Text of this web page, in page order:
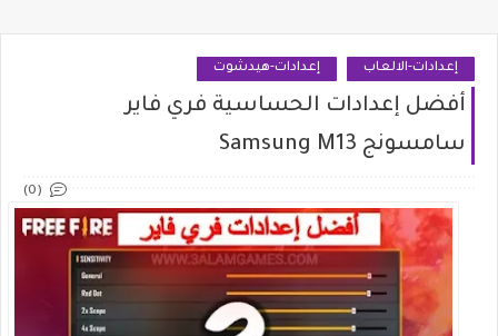
إعدادات-الالعاب إعدادات-هيدشوت
أفضل إعدادات الحساسية فري فاير
سامسونج Samsung M13
(0)